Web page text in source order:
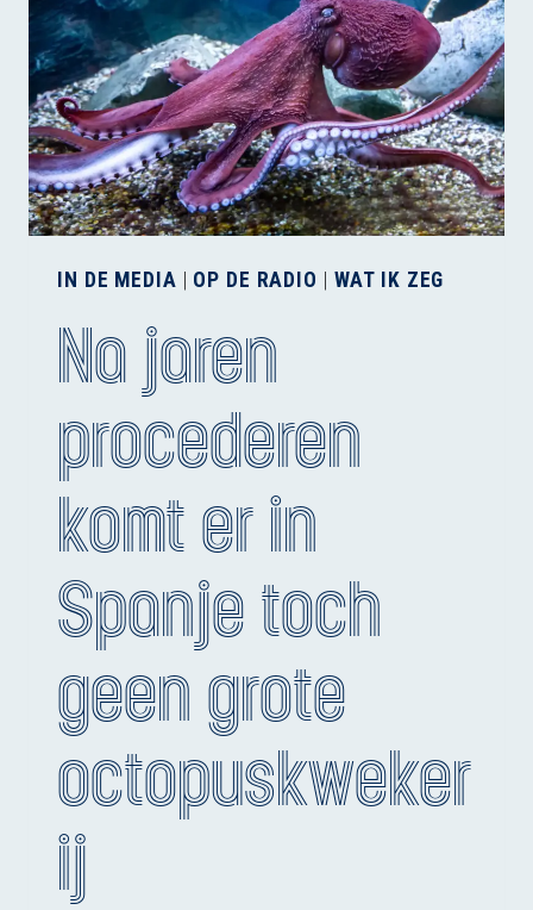
IN DE MEDIA | OP DE RADIO | WAT IK ZEG
Na jaren
procederen
komt er in
Spanje toch
geen grote
octopuskweker
ij